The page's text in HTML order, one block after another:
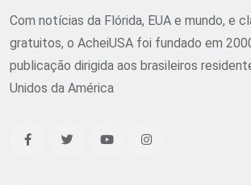
Com notícias da Flórida, EUA e mundo, e
gratuitos, o AcheiUSA foi fundado em
publicação dirigida aos brasileiros
Unidos da América